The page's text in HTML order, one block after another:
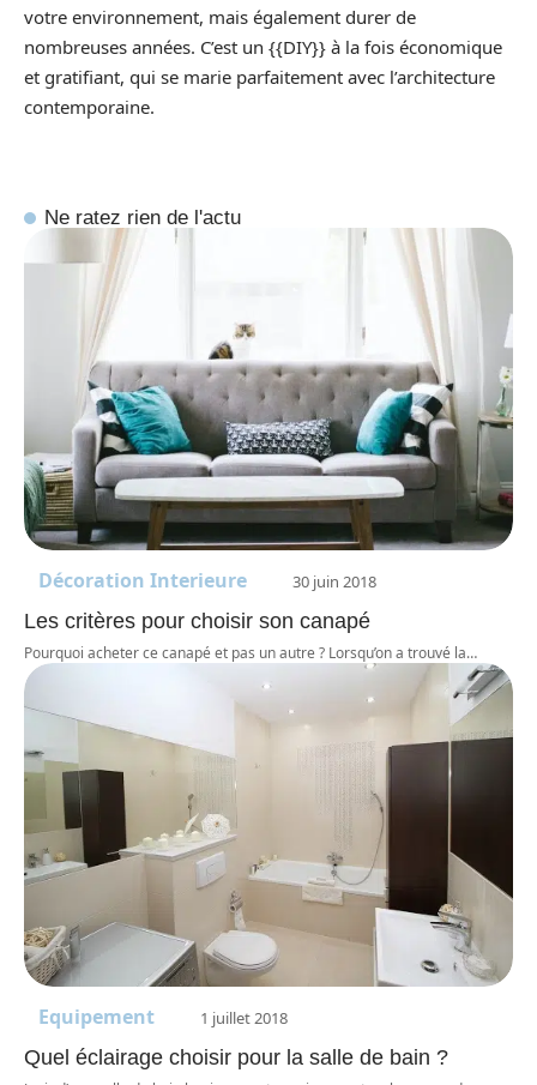
votre environnement, mais également durer de
nombreuses années. C’est un {{DIY}} à la fois économique
et gratifiant, qui se marie parfaitement avec l’architecture
contemporaine.
Ne ratez rien de l'actu
Décoration Interieure 30 juin 2018
Les critères pour choisir son canapé
Pourquoi acheter ce canapé et pas un autre ? Lorsqu’on a trouvé la…
Equipement 1 juillet 2018
Quel éclairage choisir pour la salle de bain ?